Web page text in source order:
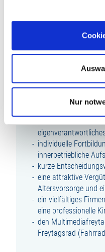
Nur
eine zielorientierte,
WIR BIETEN IHNEN:
einen
wachstumsstarken
familiengeführten
individuelle
innerbetriebliche
kurze
eine attraktive
Altersvorsorge und
ein vielfältiges
eine professionelle
den
Freytagsrad